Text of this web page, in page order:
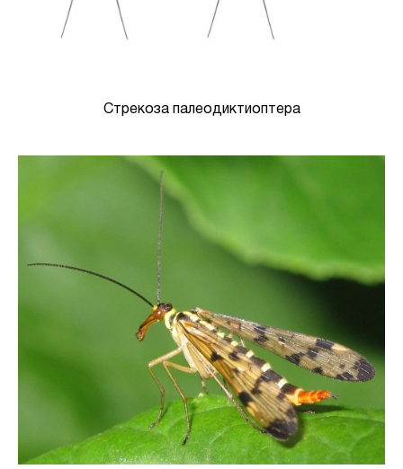
Стрекоза палеодиктиоптера